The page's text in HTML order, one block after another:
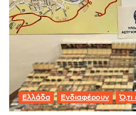
Ελλάδα Ενδιαφέρουν Ό,τι